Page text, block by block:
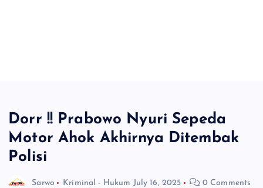
Dorr !! Prabowo Nyuri Sepeda
Motor Ahok Akhirnya Ditembak
Polisi
Sarwo Kriminal - Hukum July 16, 2025 0 Comments